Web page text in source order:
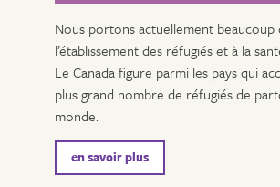
Nous portons actuellement beaucoup
l’établissement des réfugiés et à la
Le Canada figure parmi les pays qui
plus grand nombre de réfugiés de
monde.
en savoir plus